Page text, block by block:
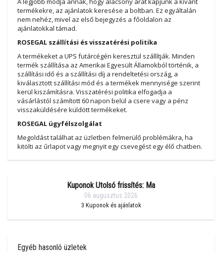
termékekre, az ajánlatok keresése a boltban. Ez egyáltalán
nem nehéz, mivel az első bejegyzés a főoldalon az
ajánlatokkal támad.
ROSEGAL szállítási és visszatérési politika
A termékeket a UPS futárcégén keresztül szállítják. Minden
termék szállítása az Amerikai Egyesült Államokból történik, a
szállítási idő és a szállítási díj a rendeltetési ország, a
kiválasztott szállítási mód és a termékek mennyisége szerint
kerül kiszámításra. Visszatérési politika elfogadja a
vásárlástól számított 60 napon belül a csere vagy a pénz
visszaküldésére küldött termékeket.
ROSEGAL ügyfélszolgálat
Megoldást találhat az üzletben felmerülő problémákra, ha
kitölti az űrlapot vagy megnyit egy csevegést egy élő chatben.
Kuponok Utolsó frissítés: Ma
06 augusztus 2026
3 Kuponok és ajánlatok
Egyéb hasonló üzletek